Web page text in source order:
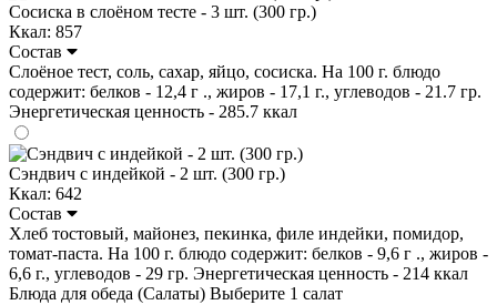
Сосиска в слоёном тесте - 3 шт. (300 гр.)
Ккал: 857
Состав
Слоёное тест, соль, сахар, яйцо, сосиска. На 100 г. блюдо
содержит: белков - 12,4 г ., жиров - 17,1 г., углеводов - 21.7 гр.
Энергетическая ценность - 285.7 ккал
Сэндвич с индейкой - 2 шт. (300 гр.)
Ккал: 642
Состав
Хлеб тостовый, майонез, пекинка, филе индейки, помидор,
томат-паста. На 100 г. блюдо содержит: белков - 9,6 г ., жиров -
6,6 г., углеводов - 29 гр. Энергетическая ценность - 214 ккал
Блюда для обеда (Салаты) Выберите 1 салат